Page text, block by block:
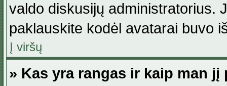
valdo diskusijų administratorius.
paklauskite kodėl avatarai buvo
Į viršų
» Kas yra rangas ir kaip man jį